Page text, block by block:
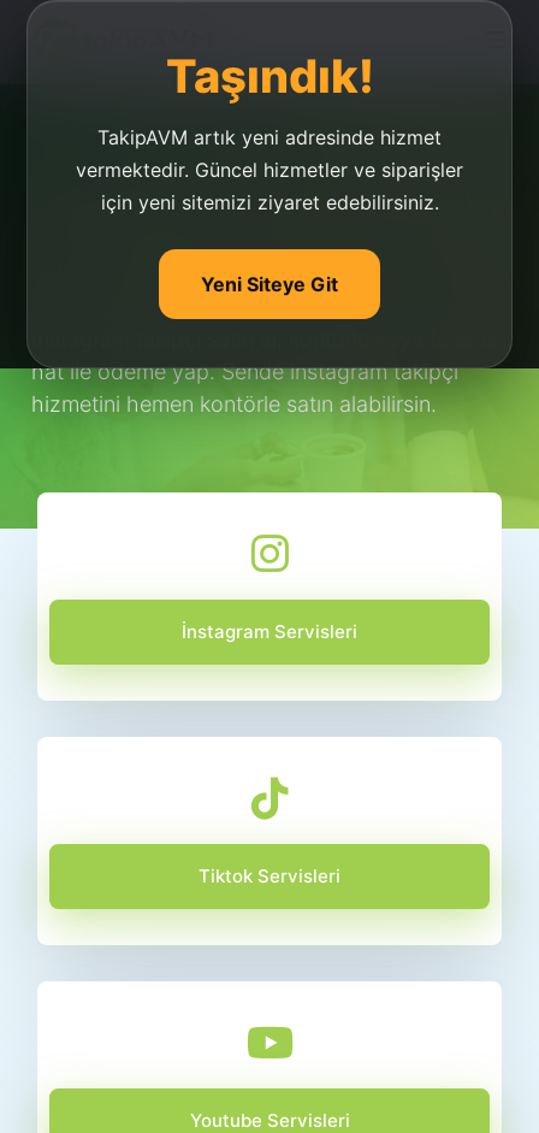
Taşındık!
TakipAVM artık yeni adresinde hizmet
vermektedir. Güncel hizmetler ve siparişler
için yeni sitemizi ziyaret edebilirsiniz.
Yeni Siteye Git
İnstagram Takipçi Satın
Al Kontörle
hat ile ödeme yap. Sende instagram takipçi
hizmetini hemen kontörle satın alabilirsin.
İnstagram Servisleri
Tiktok Servisleri
Youtube Servisleri